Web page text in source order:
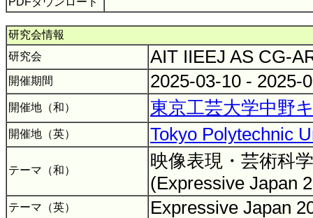
研究会情報
研究会
AIT IIEEJ AS CG-
開催期間 2025-03-10 - 2025-
開催地（和） 東京工芸大学中野
開催地（英） Tokyo Polytechnic
テーマ（和）
映像表現・芸術科
(Expressive Japan
テーマ（英） Expressive Japan